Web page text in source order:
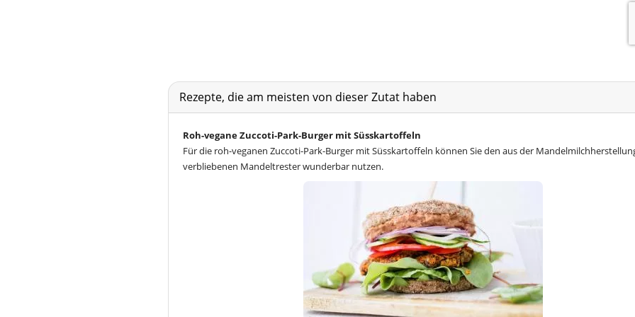
Rezepte, die am meisten von dieser Zutat haben
Roh-vegane Zuccoti-Park-Burger mit Süsskartoffeln
Für die roh-veganen Zuccoti-Park-Burger mit Süsskartoffeln können Sie den aus der
verbliebenen Mandeltrester wunderbar nutzen.